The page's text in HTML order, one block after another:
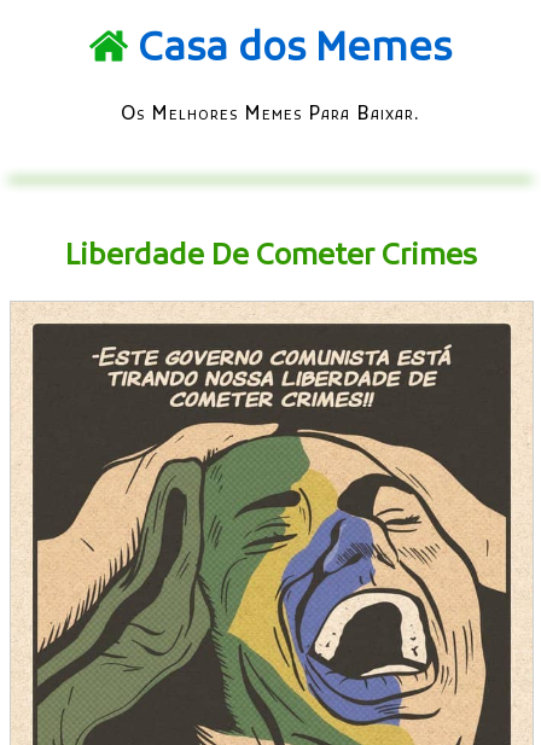
Casa dos Memes
Os Melhores Memes Para Baixar.
Liberdade De Cometer Crimes